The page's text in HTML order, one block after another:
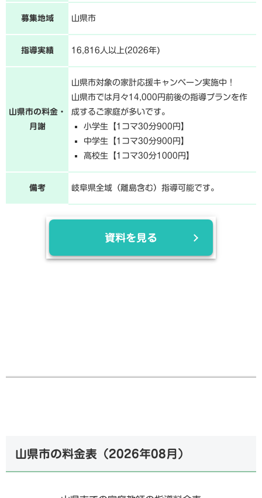
募集地域 山県市
指導実績 16,816人以上(2026年)
山県市の料金・
月謝
山県市対象の家計応援キャンペーン実施中！
山県市では月々14,000円前後の指導プランを作
成するご家庭が多いです。
小学生【1コマ30分900円】
中学生【1コマ30分900円】
高校生【1コマ30分1000円】
備考 岐阜県全域（離島含む）指導可能です。
資料を見る
山県市の料金表（2026年08月 ）